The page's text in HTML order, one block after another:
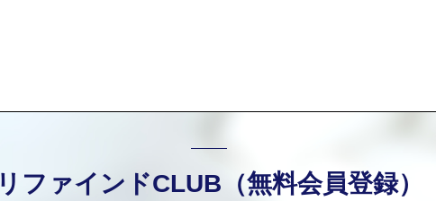
リファインドCLUB（無料会員登録）